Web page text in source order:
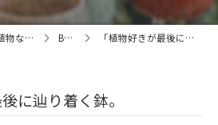
兵庫県たつの市の観葉植物ならbarrel plants BLOG 「植物好きが最後に辿り着く鉢。
に辿り着く鉢。